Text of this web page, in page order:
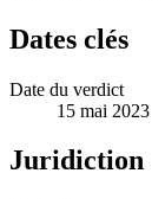
Dates clés
Date du verdict
15 mai 2023
Juridiction